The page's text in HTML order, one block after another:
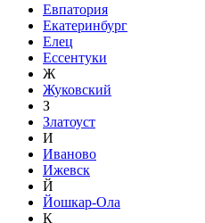
Евпатория
Екатеринбург
Елец
Ессентуки
Ж
Жуковский
З
Златоуст
И
Иваново
Ижевск
Й
Йошкар-Ола
К